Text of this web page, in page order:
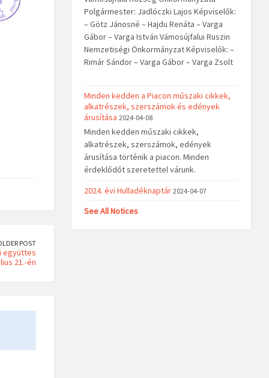
POST
együttes
21.-én
Polgármester: Jadlóczki Lajos Képviselők:
– Götz Jánosné – Hajdu Renáta – Varga
Gábor – Varga István Vámosújfalui Ruszin
Nemzetiségi Önkormányzat Képviselők: –
Rimár Sándor – Varga Gábor – Varga Zsolt
Minden kedden a Piacon műszaki cikkek,
alkatrészek, szerszámok és edények
árusítása 2024-04-08
Minden kedden műszaki cikkek,
alkatrészek, szerszámok, edények
árusítása történik a piacon. Minden
érdeklődőt szeretettel várunk.
2024. évi Hulladéknaptár 2024-04-07
See All Notices